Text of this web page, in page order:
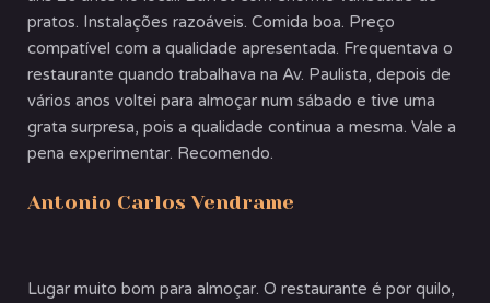
pratos. Instalações razoáveis. Comida boa. Preço
compatível com a qualidade apresentada. Frequentava o
restaurante quando trabalhava na Av. Paulista, depois de
vários anos voltei para almoçar num sábado e tive uma
grata surpresa, pois a qualidade continua a mesma. Vale a
pena experimentar. Recomendo.
Antonio Carlos Vendrame
Lugar muito bom para almoçar. O restaurante é por quilo,